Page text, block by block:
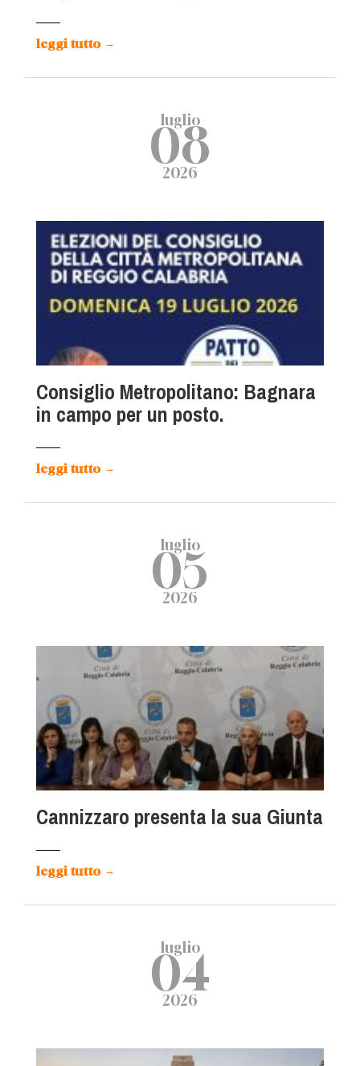
leggi tutto →
luglio
08
2026
Consiglio Metropolitano: Bagnara
in campo per un posto.
leggi tutto →
luglio
05
2026
Cannizzaro presenta la sua Giunta
leggi tutto →
luglio
04
2026